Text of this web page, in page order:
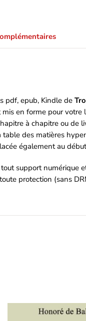
pdf, epub, Kindle de
en forme pour votre
à chapitre ou de
des matières
également au
support
protection (sans